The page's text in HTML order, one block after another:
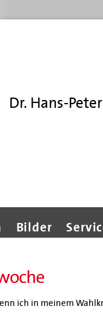
Dr. Hans-
Bilder
ich in meinem